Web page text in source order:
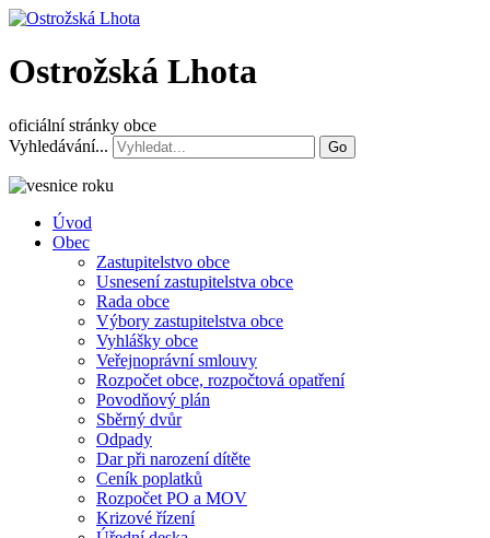
Ostrožská Lhota
oficiální stránky obce
Vyhledávání...
Go
Úvod
Obec
Zastupitelstvo obce
Usnesení zastupitelstva obce
Rada obce
Výbory zastupitelstva obce
Vyhlášky obce
Veřejnoprávní smlouvy
Rozpočet obce, rozpočtová opatření
Povodňový plán
Sběrný dvůr
Odpady
Dar při narození dítěte
Ceník poplatků
Rozpočet PO a MOV
Krizové řízení